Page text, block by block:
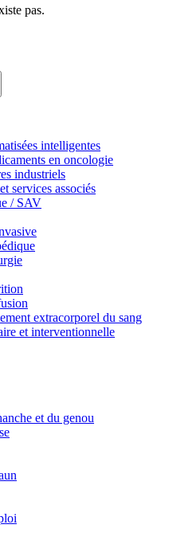
Visitez le catalogue
portefeuille complet.
dans la technologie
notre centre d’innovation et
nous.
pas.
intelligentes
en oncologie
industriels
services associés
/ SAV
extracorporel du sang
et interventionnelle
et du genou